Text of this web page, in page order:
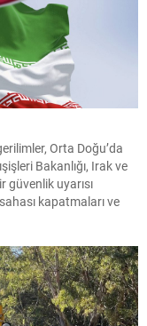
Orta Doğu’da
Bakanlığı, Irak ve
güvenlik uyarısı
kapatmaları ve
uymalarını, güncel